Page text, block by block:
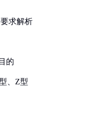
求解析
的
、Z型